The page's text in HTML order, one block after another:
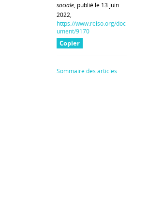
sociale, publié le 13 juin
2022,
https://www.reiso.org/doc
ument/9170
Copier
Sommaire des articles